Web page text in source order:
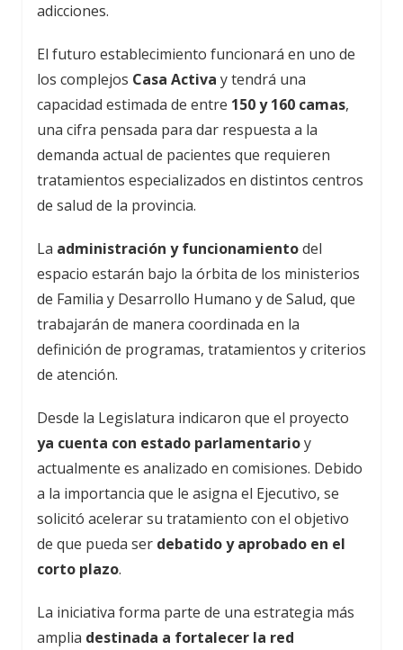
adicciones.
El futuro establecimiento funcionará en uno de
los complejos Casa Activa y tendrá una
capacidad estimada de entre 150 y 160 camas,
una cifra pensada para dar respuesta a la
demanda actual de pacientes que requieren
tratamientos especializados en distintos centros
de salud de la provincia.
La administración y funcionamientodel
espacio estarán bajo la órbita de los ministerios
de Familia y Desarrollo Humano y de Salud, que
trabajarán de manera coordinada en la
definición de programas, tratamientos y criterios
de atención.
Desde la Legislatura indicaron que el proyecto
ya cuenta con estado parlamentarioy
actualmente es analizado en comisiones. Debido
a la importancia que le asigna el Ejecutivo, se
solicitó acelerar su tratamiento con el objetivo
de que pueda ser debatido y aprobado en el
corto plazo.
La iniciativa forma parte de una estrategia más
amplia destinada a fortalecer la red